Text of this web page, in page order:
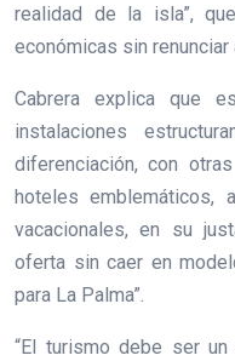
realidad de la isla”,
económicas sin
Cabrera explica que
instalaciones
diferenciación, con
hoteles emblemáticos,
vacacionales, en su
oferta sin caer en
para La Palma”.
“El turismo debe ser